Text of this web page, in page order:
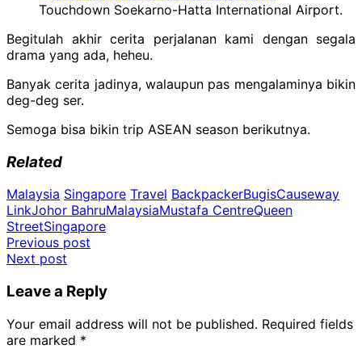
Touchdown Soekarno-Hatta International Airport.
Begitulah akhir cerita perjalanan kami dengan segala
drama yang ada, heheu.
Banyak cerita jadinya, walaupun pas mengalaminya bikin
deg-deg ser.
Semoga bisa bikin trip ASEAN season berikutnya.
Related
Malaysia Singapore Travel BackpackerBugisCauseway
LinkJohor BahruMalaysiaMustafa CentreQueen
StreetSingapore
Post
navigation
Previous post
Next post
Leave a Reply
Your email address will not be published. Required fields
are marked *